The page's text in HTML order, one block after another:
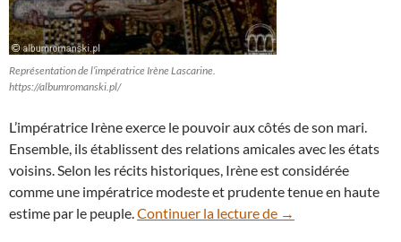
Représentation de l’impératrice Irène Lascarine.
https://albumromanski.pl/
L’impératrice Irène exerce le pouvoir aux côtés de son mari.
Ensemble, ils établissent des relations amicales avec les états
voisins. Selon les récits historiques, Irène est considérée
comme une impératrice modeste et prudente tenue en haute
estime par le peuple.Continuer la lecture de Une comète
→